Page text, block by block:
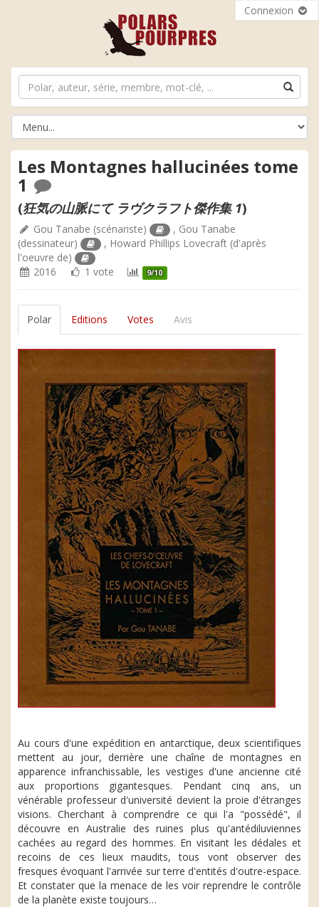
Connexion
Les Montagnes hallucinées tome
1
(狂気の山脈にて ラヴクラフト傑作集 1)
Gou Tanabe (scénariste) , Gou Tanabe
(dessinateur)
, Howard Phillips Lovecraft (d'après
l'oeuvre de)
2016
1 vote 9/10
Polar Editions Votes Avis
Au cours d'une expédition en antarctique, deux scientifiques
mettent au jour, derrière une chaîne de montagnes en
apparence infranchissable, les vestiges d'une ancienne cité
aux proportions gigantesques. Pendant cinq ans, un
vénérable professeur d'université devient la proie d'étranges
visions. Cherchant à comprendre ce qui l'a "possédé", il
découvre en Australie des ruines plus qu'antédiluviennes
cachées au regard des hommes. En visitant les dédales et
recoins de ces lieux maudits, tous vont observer des
fresques évoquant l'arrivée sur terre d'entités d'outre-espace.
Et constater que la menace de les voir reprendre le contrôle
de la planète existe toujours…